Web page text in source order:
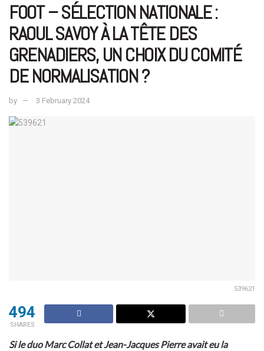
FOOT – SÉLECTION NATIONALE :
RAOUL SAVOY À LA TÊTE DES
GRENADIERS, UN CHOIX DU COMITÉ
DE NORMALISATION ?
by 3 February 2024
539621
494
SHARES
Si le duo Marc Collat et Jean-Jacques Pierre avait eu la